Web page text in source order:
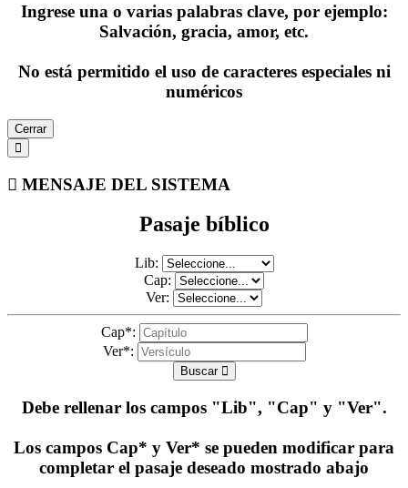
Ingrese una o varias palabras clave, por ejemplo:
Salvación, gracia, amor, etc.
No está permitido el uso de caracteres especiales ni
numéricos
Cerrar
MENSAJE DEL SISTEMA
Pasaje bíblico
Lib:
Cap:
Ver:
Cap*:
Ver*:
Buscar
Debe rellenar los campos "Lib", "Cap" y "Ver".
Los campos Cap* y Ver* se pueden modificar para
completar el pasaje deseado mostrado abajo